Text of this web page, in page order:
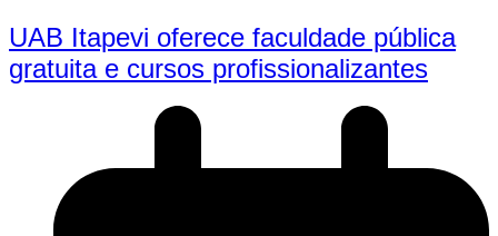
UAB Itapevi oferece faculdade pública
gratuita e cursos profissionalizantes